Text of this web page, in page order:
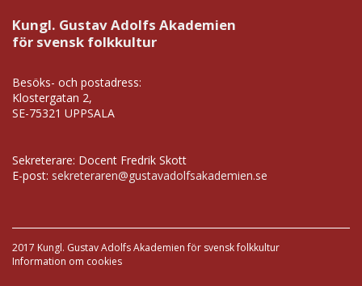
Kungl. Gustav Adolfs Akademien
för svensk folkkultur
Besöks- och postadress:
Klostergatan 2,
SE-75321 UPPSALA
Sekreterare: Docent Fredrik Skott
E-post: sekreteraren@gustavadolfsakademien.se
2017 Kungl. Gustav Adolfs Akademien för svensk folkkultur
Information om cookies